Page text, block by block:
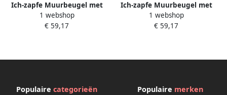
Ich-zapfe Muurbeugel met
kraan grootte: 7 mm
1 webshop
€ 59,17
Ich-zapfe Muurbeugel met
kraan Wandbeugel met
afsluitkraan
1 webshop
€ 59,17
Populaire categorieën Populaire merken